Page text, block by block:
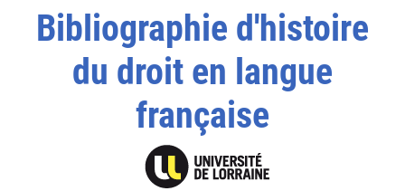
Bibliographie d'histoire
du droit en langue
française